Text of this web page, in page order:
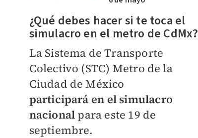
​¿Qué debes hacer si te toca el
simulacro en el metro de CdMx?
La Sistema de Transporte
Colectivo (STC) Metro de la
Ciudad de México
participará en el simulacro
nacional para este 19 de
septiembre.